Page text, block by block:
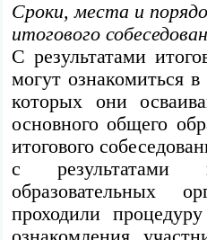
Сроки, места и
итогового
С результатами
могут ознакомиться
которых они
основного общего
итогового
с результатами
образовательных
проходили